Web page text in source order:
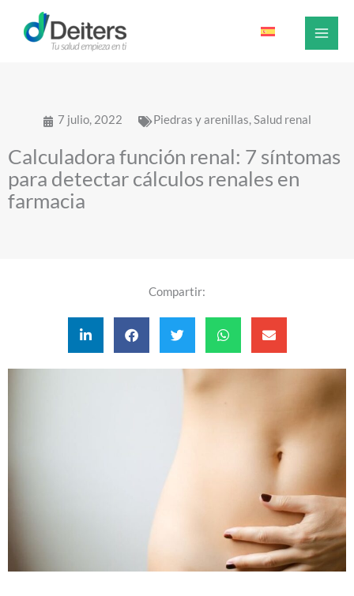
contenido
7 julio, 2022 Piedras y arenillas,Salud renal
Calculadora función renal: 7 síntomas
para detectar cálculos renales en
farmacia
Compartir: